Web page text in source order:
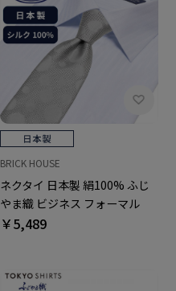
BRICK HOUSE
ネクタイ 日本製 絹100% ふじ
やま織 ビジネス フォーマル
￥5,489